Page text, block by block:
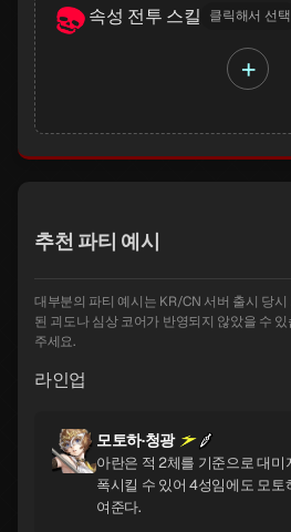
속성 전투 스킬 클릭해서 선택
+
추천 파티 예시
대부분의 파티 예시는 KR/CN 서버 출시 당
된 괴도나 심상 코어가 반영되지 않았을 수
주세요.
라인업
모토하·청광
아란은 적 2체를 기준으로 대
폭시킬 수 있어 4성임에도 모토
여준다.